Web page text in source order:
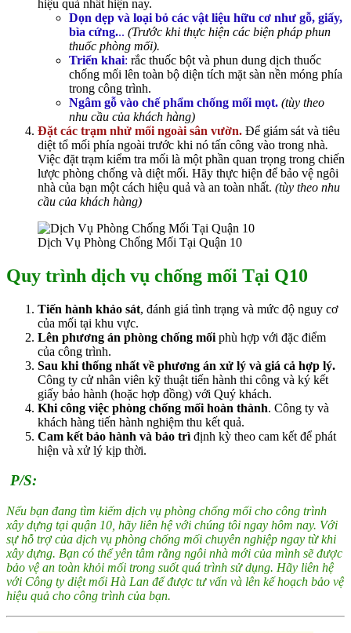
hiệu quả nhất hiện nay.
Dọn dẹp và loại bỏ các vật liệu hữu cơ như gỗ, giấy,
bìa cứng... (Trước khi thực hiện các biện pháp phun
thuốc phòng mối).
Triển khai: rắc thuốc bột và phun dung dịch thuốc
chống mối lên toàn bộ diện tích mặt sàn nền móng phía
trong công trình.
Ngâm gỗ vào chế phẩm chống mối mọt. (tùy theo
nhu cầu của khách hàng)
Đặt các trạm nhử mối ngoài sân vườn. Để giám sát và tiêu
diệt tổ mối phía ngoài trước khi nó tấn công vào trong nhà.
Việc đặt trạm kiểm tra mối là một phần quan trọng trong chiến
lược phòng chống và diệt mối. Hãy thực hiện để bảo vệ ngôi
nhà của bạn một cách hiệu quả và an toàn nhất. (tùy theo nhu
cầu của khách hàng)
Dịch Vụ Phòng Chống Mối Tại Quận 10
Quy trình dịch vụ chống mối Tại Q10
Tiến hành khảo sát, đánh giá tình trạng và mức độ nguy cơ
của mối tại khu vực.
Lên phương án phòng chống mối phù hợp với đặc điểm
của công trình.
Sau khi thống nhất về phương án xử lý và giá cả hợp lý.
Công ty cử nhân viên kỹ thuật tiến hành thi công và ký kết
giấy bảo hành (hoặc hợp đồng) với Quý khách.
Khi công việc phòng chống mối hoàn thành. Công ty và
khách hàng tiến hành nghiệm thu kết quả.
Cam kết bảo hành và bảo trì định kỳ theo cam kết để phát
hiện và xử lý kịp thời.
P/S:
Nếu bạn đang tìm kiếm dịch vụ phòng chống mối cho công trình
xây dựng tại quận 10, hãy liên hệ với chúng tôi ngay hôm nay. Với
sự hỗ trợ của dịch vụ phòng chống mối chuyên nghiệp ngay từ khi
xây dựng. Bạn có thể yên tâm rằng ngôi nhà mới của mình sẽ được
bảo vệ an toàn khỏi mối trong suốt quá trình sử dụng. Hãy liên hệ
với Công ty diệt mối Hà Lan để được tư vấn và lên kế hoạch bảo vệ
hiệu quả cho công trình của bạn.